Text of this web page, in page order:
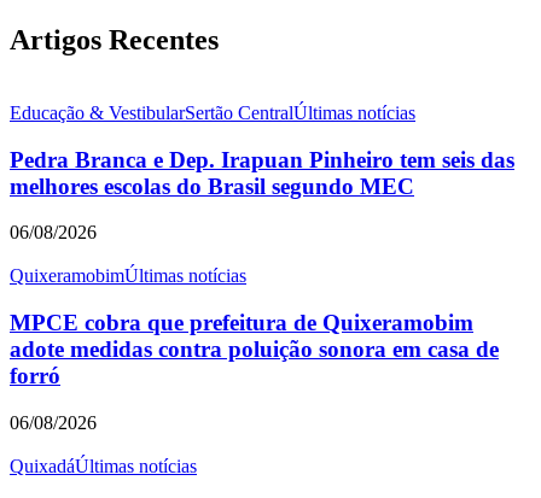
Artigos Recentes
Educação & VestibularSertão CentralÚltimas notícias
Pedra Branca e Dep. Irapuan Pinheiro tem seis das
melhores escolas do Brasil segundo MEC
06/08/2026
QuixeramobimÚltimas notícias
MPCE cobra que prefeitura de Quixeramobim
adote medidas contra poluição sonora em casa de
forró
06/08/2026
QuixadáÚltimas notícias